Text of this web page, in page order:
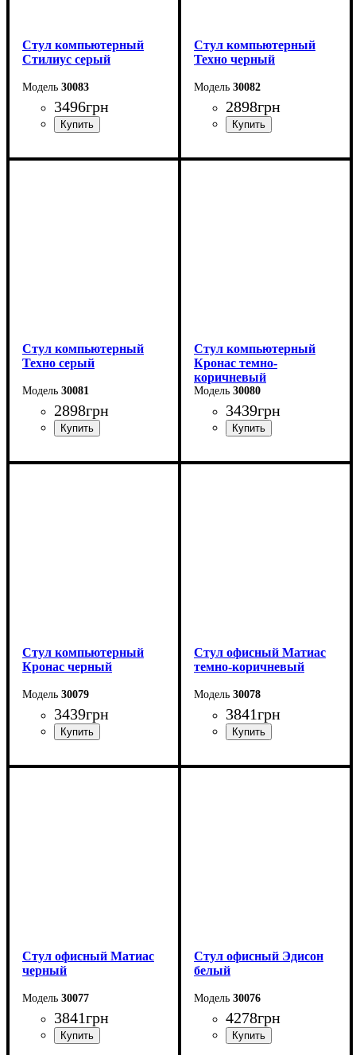
Стул компьютерный
Стилиус серый
30083
3496грн
Стул компьютерный
Техно черный
30082
2898грн
Стул компьютерный
Техно серый
30081
2898грн
Стул компьютерный
Кронас темно-
коричневый
30080
3439грн
Стул компьютерный
Кронас черный
30079
3439грн
Стул офисный Матиас
темно-коричневый
30078
3841грн
Стул офисный Матиас
черный
30077
3841грн
Стул офисный Эдисон
белый
30076
4278грн